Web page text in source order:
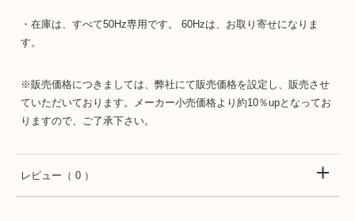
・在庫は、すべて50Hz専用です。 60Hzは、お取り寄せになりま
す。
※販売価格につきましては、弊社にて販売価格を設定し、販売させ
ていただいております。メーカー小売価格より約10％upとなってお
りますので、ご了承下さい。
レビュー （ 0 ）